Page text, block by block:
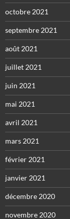
octobre 2021
septembre 2021
août 2021
juillet 2021
juin 2021
mai 2021
avril 2021
mars 2021
février 2021
janvier 2021
décembre 2020
novembre 2020